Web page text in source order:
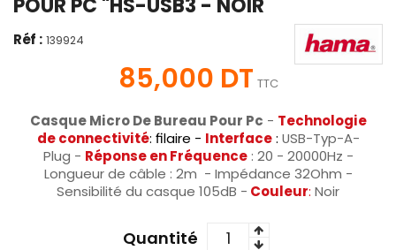
POUR PC "HS-USB3 - NOIR
Réf : 139924
85,000 DT TTC
Casque Micro De Bureau Pour Pc - Technologie
de connectivité: filaire - Interface: USB-Typ-A-
Plug - Réponse en Fréquence: 20 - 20000Hz -
Longueur de câble : 2m - Impédance 32Ohm -
Sensibilité du casque 105dB - Couleur: Noir
Quantité